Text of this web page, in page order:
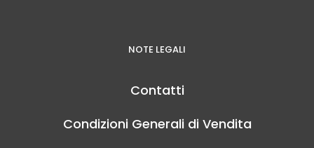
NOTE LEGALI
Contatti
Condizioni Generali di Vendita